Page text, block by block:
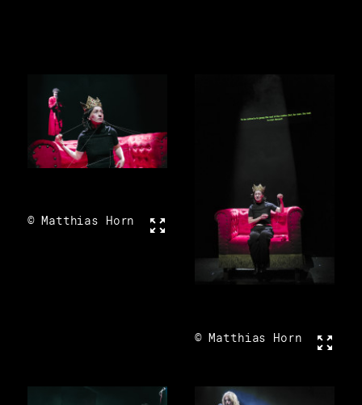
Vollbild
© Matthias Horn
© Matthias Horn